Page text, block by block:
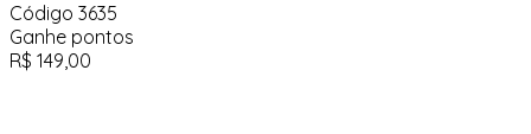
Código 3635
Ganhe pontos
R$ 149,00